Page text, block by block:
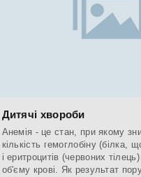
Дитячі хвороби
Анемія - це стан, при якому
кількість гемоглобіну (білка,
і еритроцитів (червоних
об'єму крові. Як результат